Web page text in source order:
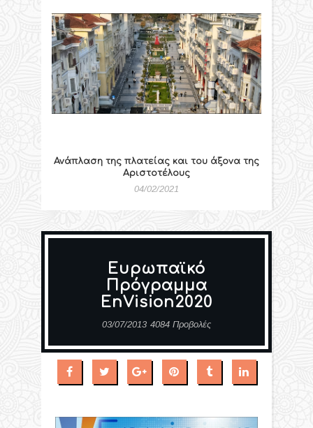
Ανάπλαση της πλατείας και του άξονα της
Αριστοτέλους
04/02/2021
Ευρωπαϊκό
Πρόγραμμα
EnVision2020
03/07/2013 4084 Προβολές